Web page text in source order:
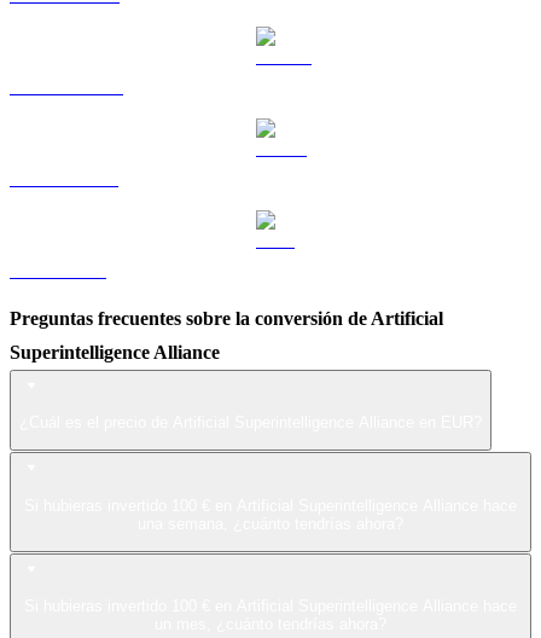
Preguntas frecuentes sobre la conversión de Artificial
Superintelligence Alliance